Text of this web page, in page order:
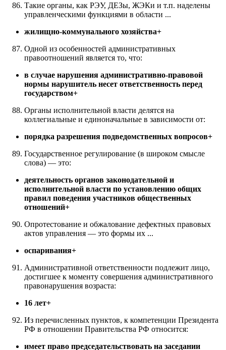
Такие органы, как РЭУ, ДЕЗы, ЖЭКи и т.п. наделены
управленческими функциями в области ...
жилищно-коммунального хозяйства+
Одной из особенностей административных
правоотношений является то, что:
в случае нарушения административно-правовой
нормы нарушитель несет ответственность перед
государством+
Органы исполнительной власти делятся на
коллегиальные и единоначальные в зависимости от:
порядка разрешения подведомственных вопросов+
Государственное регулирование (в широком смысле
слова) — это:
деятельность органов законодательной и
исполнительной власти по установлению общих
правил поведения участников общественных
отношений+
Опротестование и обжалование дефектных правовых
актов управления — это формы их ...
оспаривания+
Административной ответственности подлежит лицо,
достигшее к моменту совершения административного
правонарушения возраста:
16 лет+
Из перечисленных пунктов, к компетенции Президента
РФ в отношении Правительства РФ относится:
имеет право председательствовать на заседании